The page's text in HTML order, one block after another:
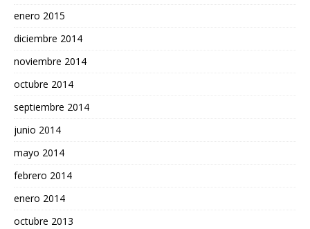
enero 2015
diciembre 2014
noviembre 2014
octubre 2014
septiembre 2014
junio 2014
mayo 2014
febrero 2014
enero 2014
octubre 2013